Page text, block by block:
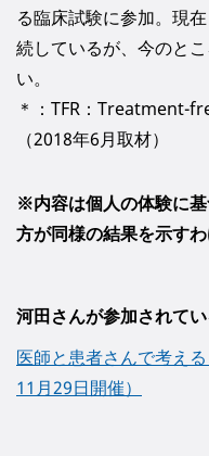
る臨床試験に参加。現
続しているが、今のと
い。
＊：TFR：Treatment-
（2018年6月取材）
※内容は個人の体験に
方が同様の結果を示すわ
河田さんが参加されて
医師と患者さんで考え
11月29日開催）